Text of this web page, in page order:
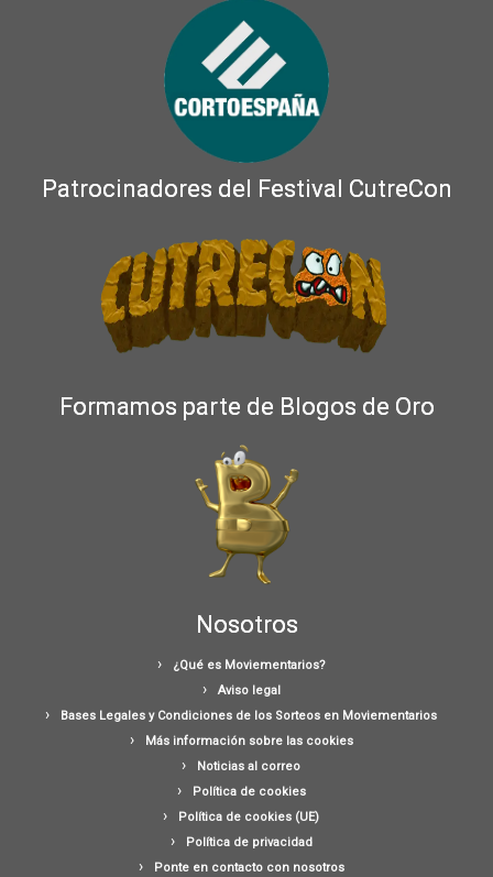
Patrocinadores del Festival CutreCon
Formamos parte de Blogos de Oro
Nosotros
¿Qué es Moviementarios?
Aviso legal
Bases Legales y Condiciones de los Sorteos en Moviementarios
Más información sobre las cookies
Noticias al correo
Política de cookies
Política de cookies (UE)
Política de privacidad
Ponte en contacto con nosotros